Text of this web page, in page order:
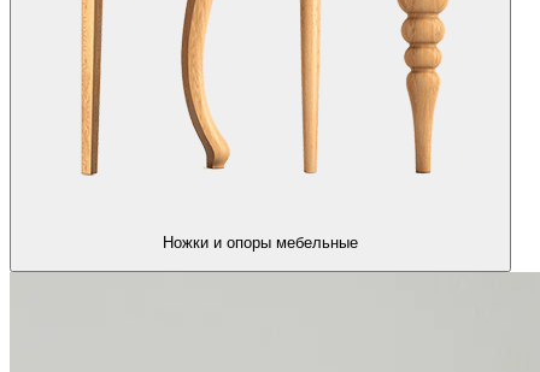
Ножки и опоры мебельные